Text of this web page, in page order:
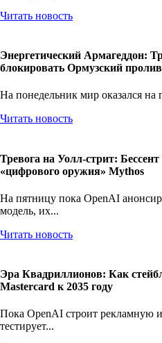
Читать новость
Энергетический
блокировать Ормузский пролив
На понедельник мир оказался на
Читать новость
Тревога на Уолл-стрит:
«цифрового оружия» Mythos
На пятницу пока OpenAI
модель, их...
Читать новость
Эра Квадриллионов: Как
Mastercard к 2035 году
Пока OpenAI строит рекламную
тестирует...